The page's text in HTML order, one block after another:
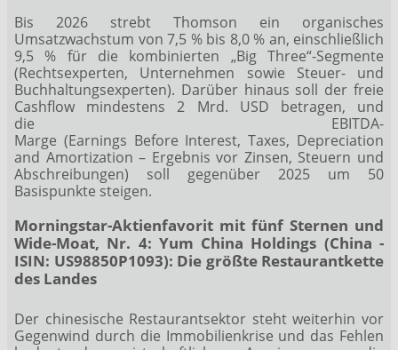
Bis 2026 strebt Thomson ein organisches
Umsatzwachstum von 7,5 % bis 8,0 % an, einschließlich
9,5 % für die kombinierten „Big Three“-Segmente
(Rechtsexperten, Unternehmen sowie Steuer- und
Buchhaltungsexperten). Darüber hinaus soll der freie
Cashflow mindestens 2 Mrd. USD betragen, und
die EBITDA-
Marge (Earnings Before Interest, Taxes, Depreciation
and Amortization – Ergebnis vor Zinsen, Steuern und
Abschreibungen) soll gegenüber 2025 um 50
Basispunkte steigen.
Morningstar-Aktienfavorit mit fünf Sternen und
Wide-Moat, Nr. 4: Yum China Holdings (China -
ISIN: US98850P1093): Die größte Restaurantkette
des Landes
Der chinesische Restaurantsektor steht weiterhin vor
Gegenwind durch die Immobilienkrise und das Fehlen